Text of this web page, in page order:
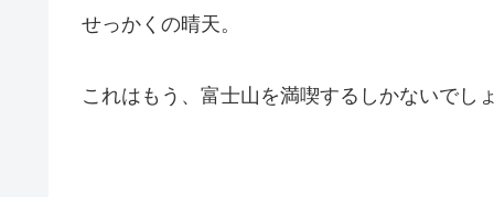
せっかくの晴天。
これはもう、富士山を満喫するしかないでし